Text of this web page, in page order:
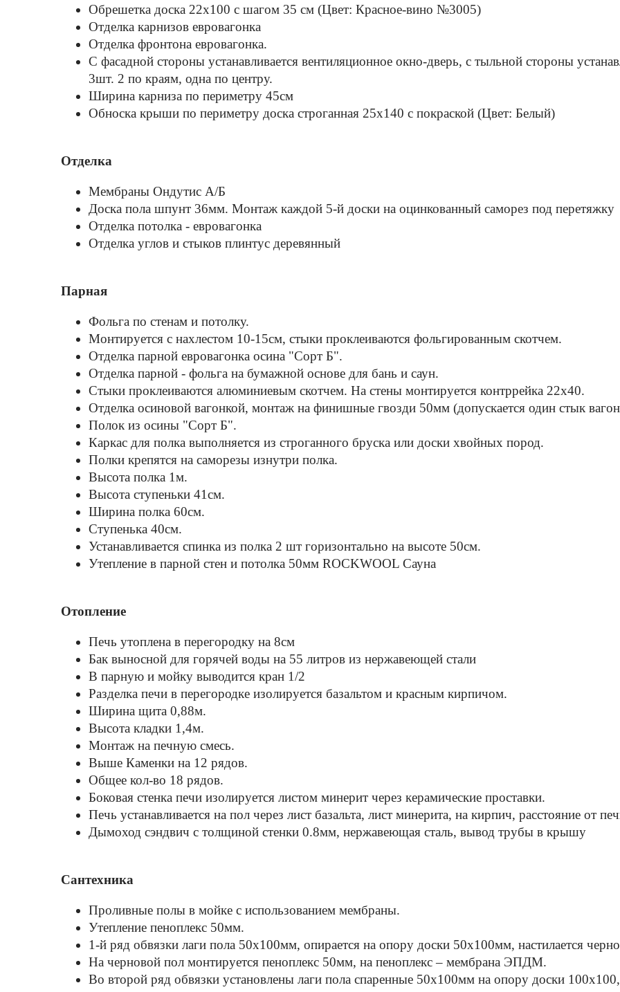
Обрешетка доска 22х100 с шагом 35 см (Цвет: Красное-вино №3005)
Отделка карнизов евровагонка
Отделка фронтона евровагонка.
С фасадной стороны устанавливается вентиляционное окно-дверь, с тыльной стороны
3шт. 2 по краям, одна по центру.
Ширина карниза по периметру 45см
Обноска крыши по периметру доска строганная 25х140 с покраской (Цвет: Белый)
Отделка
Мембраны Ондутис А/Б
Доска пола шпунт 36мм. Монтаж каждой 5-й доски на оцинкованный саморез под перетяжку
Отделка потолка - евровагонка
Отделка углов и стыков плинтус деревянный
Парная
Фольга по стенам и потолку.
Монтируется с нахлестом 10-15см, стыки проклеиваются фольгированным скотчем.
Отделка парной евровагонка осина "Сорт Б".
Отделка парной - фольга на бумажной основе для бань и саун.
Стыки проклеиваются алюминиевым скотчем. На стены монтируется контррейка 22х40.
Отделка осиновой вагонкой, монтаж на финишные гвозди 50мм (допускается один стык
Полок из осины "Cорт Б".
Каркас для полка выполняется из строганного бруска или доски хвойных пород.
Полки крепятся на саморезы изнутри полка.
Высота полка 1м.
Высота ступеньки 41см.
Ширина полка 60см.
Ступенька 40см.
Устанавливается спинка из полка 2 шт горизонтально на высоте 50см.
Утепление в парной стен и потолка 50мм ROCKWOOL Сауна
Отопление
Печь утоплена в перегородку на 8см
Бак выносной для горячей воды на 55 литров из нержавеющей стали
В парную и мойку выводится кран 1/2
Разделка печи в перегородке изолируется базальтом и красным кирпичом.
Ширина щита 0,88м.
Высота кладки 1,4м.
Mонтаж на печную смесь.
Выше Каменки на 12 рядов.
Общее кол-во 18 рядов.
Боковая стенка печи изолируется листом минерит через керамические проставки.
Печь устанавливается на пол через лист базальта, лист минерита, на кирпич, расстояние от
Дымоход сэндвич с толщиной стенки 0.8мм, нержавеющая сталь, вывод трубы в крышу
Сантехника
Проливные полы в мойке с использованием мембраны.
Утепление пеноплекс 50мм.
1-й ряд обвязки лаги пола 50х100мм, опирается на опору доски 50х100мм, настилается
На черновой пол монтируется пеноплекс 50мм, на пеноплекс – мембрана ЭПДМ.
Во второй ряд обвязки установлены лаги пола спаренные 50х100мм на опору доски